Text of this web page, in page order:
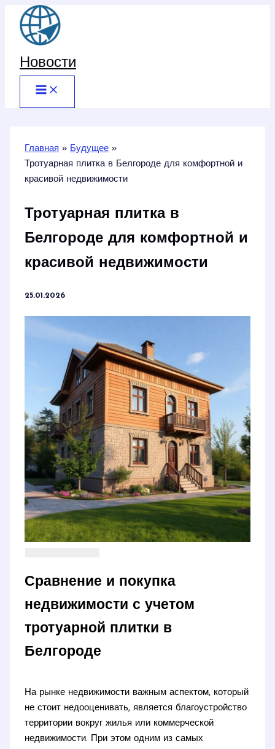
Перейти
содержимому
Новости
Главная
Будущее
Тротуарная плитка в Белгороде для комфортной и
красивой недвижимости
Тротуарная плитка в
Белгороде для комфортной и
красивой недвижимости
25.01.2026
Сравнение и покупка
недвижимости с учетом
тротуарной плитки в
Белгороде
На рынке недвижимости важным аспектом, который
не стоит недооценивать, является благоустройство
территории вокруг жилья или коммерческой
недвижимости. При этом одним из самых